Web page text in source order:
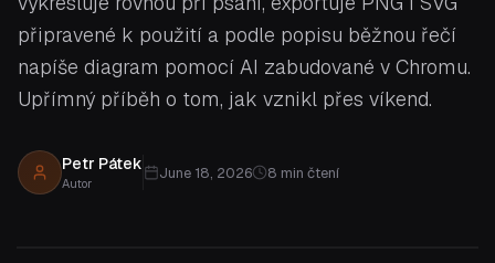
připravené k použití a podle popisu běžnou řečí
napíše diagram pomocí AI zabudované v Chromu.
Upřímný příběh o tom, jak vznikl přes víkend.
Petr Pátek
Autor
June 18, 2026 8 min čtení